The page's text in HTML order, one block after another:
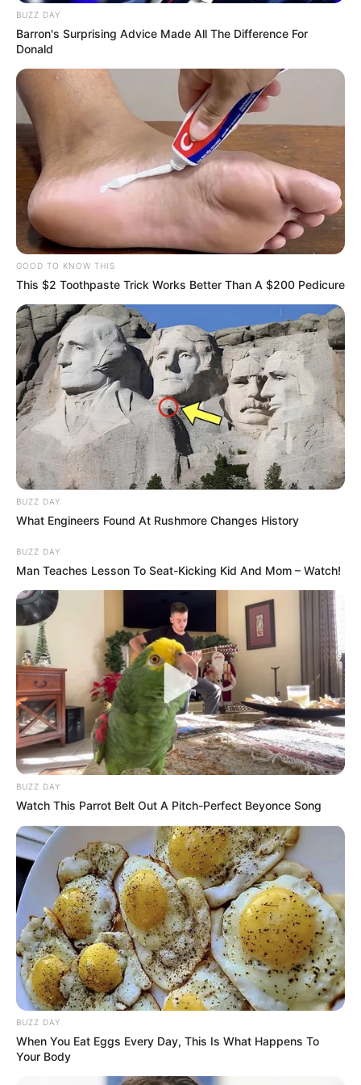
μοτοσικλέτας τραυματίστηκε ελαφρά.
Για τα ακριβή αίτια και τις συνθήκες του
δυστυχήματος, προανάκριση διενεργεί το
Αστυνομικό Τμήμα Σιθωνίας.
Τελευταία νέα
Εθνικό Κέντρο Αιμοδοσίας: Η προσφορά
δεν έχει εποχή αλλά αποτελεί μια
διαρκή θετική συνειδητή επιλογή
πτώση από την υψηλή γέφυρα –
Μεταφέρθηκε στο νοσοκομείο
Αριστοτέλης Δαμίγος: Σε κλίμα βαθιάς
οδύνης η αποτέφρωση του συντονιστή
που έχασε τη ζωή του στη σύγκρουση
των ελικοπτέρων στην Ψάθα
Γιατί δεν υπήρχαν μικροσκοπικοί
δεινόσαυροι; – Τι αποκαλύπτουν νέες
τον Κόσμο, τη στιγμή που συμβαίνουν, στοNewstok.gr
BUZZ DAY
Barron's Surprising Advice Made All The Difference For
Donald
GOOD TO KNOW THIS
This $2 Toothpaste Trick Works Better Than A $200 Pedicure
BUZZ DAY
What Engineers Found At Rushmore Changes History
BUZZ DAY
Man Teaches Lesson To Seat-Kicking Kid And Mom – Watch!
BUZZ DAY
Watch This Parrot Belt Out A Pitch-Perfect Beyonce Song
BUZZ DAY
When You Eat Eggs Every Day, This Is What Happens To
Your Body